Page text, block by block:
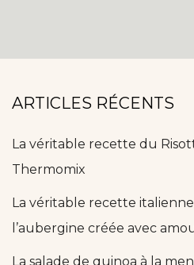
ARTICLES RÉCENTS
La véritable recette du
Thermomix
La véritable recette
l’aubergine créée avec
La salade de quinoa à la